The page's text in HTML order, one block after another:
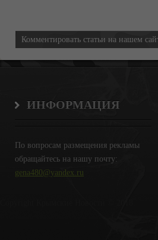
Комментировать статьи на нашем
ИНФОРМАЦИЯ
По вопросам размещения рекламы
обращайтесь на нашу почту:
gena480@yandex.ru